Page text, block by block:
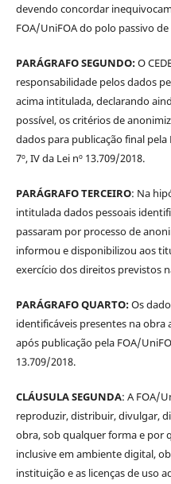
devendo concordar
FOA/UniFOA do polo passivo
PARÁGRAFO SEGUNDO:O
responsabilidade pelos dados
acima intitulada, declarando
possível, os critérios de
dados para publicação final
7º, IV da Lei nº 13.709/2018.
PARÁGRAFO TERCEIRO: Na
intitulada dados pessoais
passaram por processo de
informou e disponibilizou aos
exercício dos direitos previstos
PARÁGRAFO QUARTO:Os
identificáveis presentes na
após publicação pela FOA/
13.709/2018.
CLÁUSULA SEGUNDA: A FOA/
reproduzir, distribuir, divulgar,
obra, sob qualquer forma e por
inclusive em ambiente digital,
instituição e as licenças de uso